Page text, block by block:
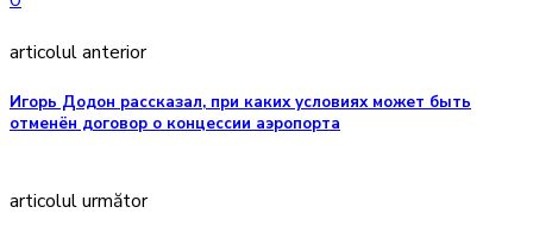
articolul anterior
Игорь Додон рассказал, при каких условиях может быть
отменён договор о концессии аэропорта
articolul următor